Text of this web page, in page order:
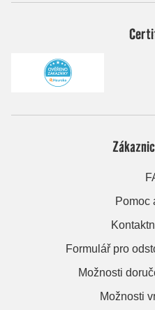
Pomoc
Formulář pro
Možnosti
Možnosti